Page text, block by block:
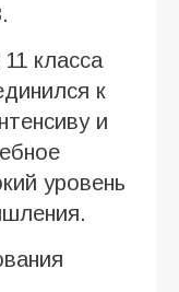
класса
к
и
уровень